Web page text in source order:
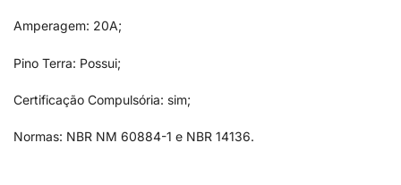
Amperagem: 20A;
Pino Terra: Possui;
Certificação Compulsória: sim;
Normas: NBR NM 60884-1 e NBR 14136.